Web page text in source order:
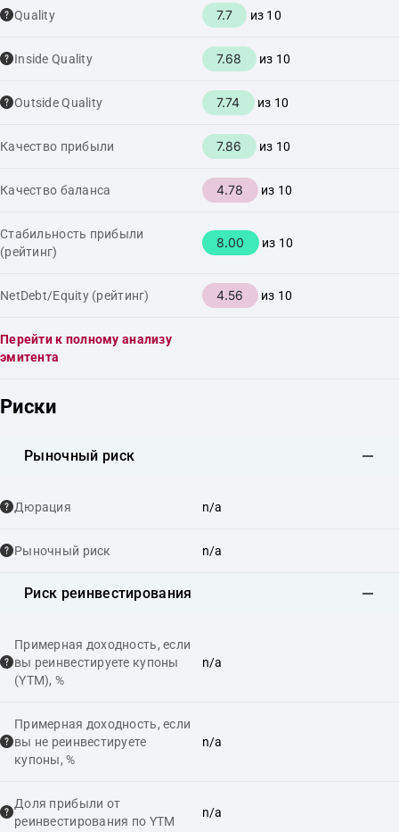
Quality 7.7 из 10
Inside Quality 7.68 из 10
Outside Quality 7.74 из 10
Качество прибыли 7.86 из 10
Качество баланса 4.78 из 10
Стабильность прибыли
(рейтинг)
8.00 из 10
NetDebt/Equity (рейтинг) 4.56 из 10
Перейти к полному анализу
эмитента
Риски
Рыночный риск
Дюрация n/a
Рыночный риск n/a
Риск реинвестирования
Примерная доходность, если
вы реинвестируете купоны
(YTM), %
n/a
Примерная доходность, если
вы не реинвестируете
купоны, %
n/a
Доля прибыли от
реинвестирования по YTM
n/a